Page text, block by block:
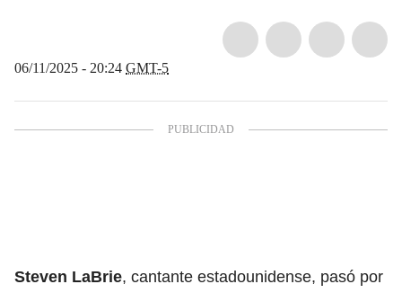
06/11/2025 - 20:24 GMT-5
Steven LaBrie, cantante estadounidense, pasó por